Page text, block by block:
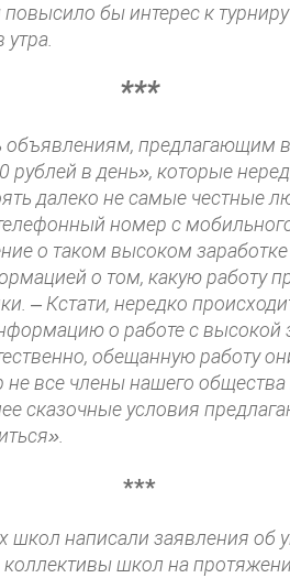
бы интерес к
утра.
***
объявлениям, предлагающим
в день», которые
далеко не самые честные
номер с
о таком высоком
о том, какую работу
– Кстати, нередко
о работе с высокой
обещанную работу
все члены нашего
сказочные условия
***
школ написали заявления об
школ на